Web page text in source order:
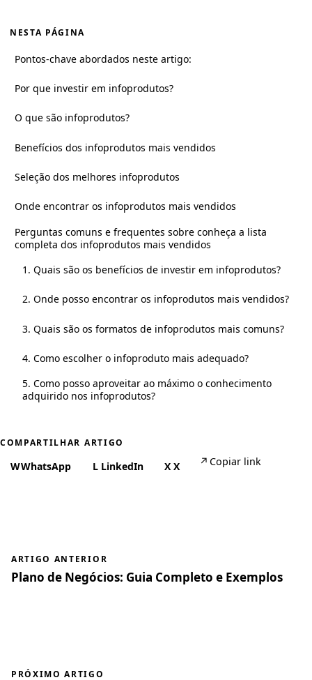
NESTA PÁGINA
Pontos-chave abordados neste artigo:
Por que investir em infoprodutos?
O que são infoprodutos?
Benefícios dos infoprodutos mais vendidos
Seleção dos melhores infoprodutos
Onde encontrar os infoprodutos mais vendidos
Perguntas comuns e frequentes sobre conheça a lista
completa dos infoprodutos mais vendidos
1. Quais são os benefícios de investir em infoprodutos?
2. Onde posso encontrar os infoprodutos mais vendidos?
3. Quais são os formatos de infoprodutos mais comuns?
4. Como escolher o infoproduto mais adequado?
5. Como posso aproveitar ao máximo o conhecimento
adquirido nos infoprodutos?
COMPARTILHAR ARTIGO
WWhatsApp L LinkedIn X X ↗ Copiar link
ARTIGO ANTERIOR
Plano de Negócios: Guia Completo e Exemplos
PRÓXIMO ARTIGO